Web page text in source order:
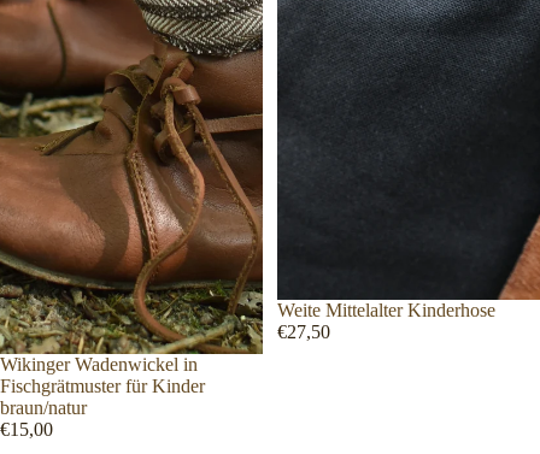
Wikinger Wadenwickel in
Fischgrätmuster für Kinder
braun/natur
€15,00
Weite Mittelalter Kinderhose
€27,50